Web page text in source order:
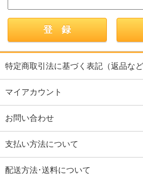
特定商取引法に基づく表記（返品など
マイアカウント
お問い合わせ
支払い方法について
配送方法･送料について